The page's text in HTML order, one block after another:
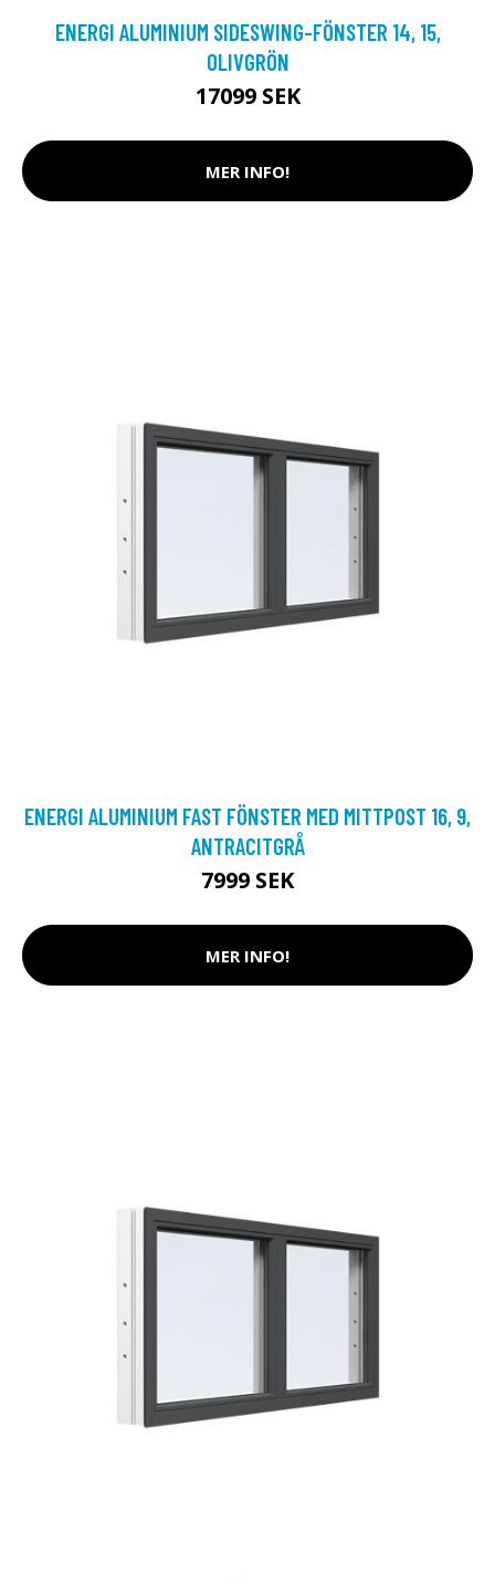
ENERGI ALUMINIUM SIDESWING-FÖNSTER 14, 15,
OLIVGRÖN
17099 SEK
MER INFO!
ENERGI ALUMINIUM FAST FÖNSTER MED MITTPOST 16, 9,
ANTRACITGRÅ
7999 SEK
MER INFO!